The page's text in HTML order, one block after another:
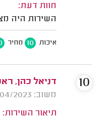
חוות דעת:
השירות היה
איכות 10 מחיר
דניאל כהן,
משוב: 24/04/2023
תיאור השירות:
10